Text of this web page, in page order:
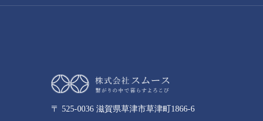
〒 525-0036 滋賀県草津市草津町1866-6